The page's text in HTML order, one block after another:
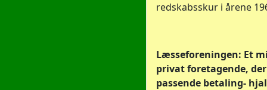
redskabsskur i årene
Læsseforeningen: Et
privat foretagende,
passende betaling-